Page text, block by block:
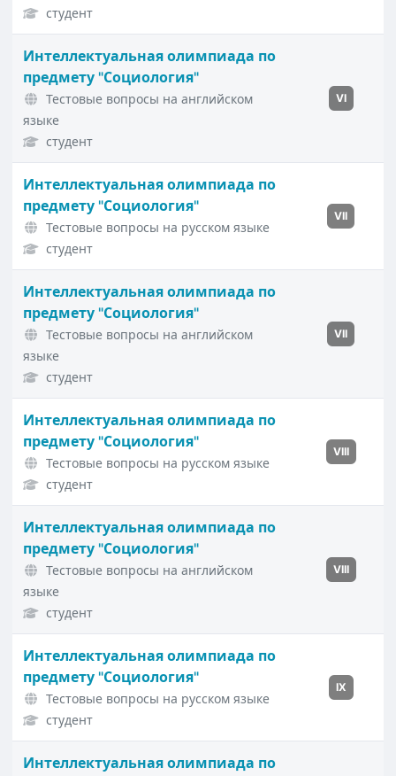
студент
Интеллектуальная олимпиада по
предмету "Социология"
Тестовые вопросы на английском
языке
студент
VI
Интеллектуальная олимпиада по
предмету "Социология"
Тестовые вопросы на русском языке
студент
VII
Интеллектуальная олимпиада по
предмету "Социология"
Тестовые вопросы на английском
языке
студент
VII
Интеллектуальная олимпиада по
предмету "Социология"
Тестовые вопросы на русском языке
студент
VIII
Интеллектуальная олимпиада по
предмету "Социология"
Тестовые вопросы на английском
языке
студент
VIII
Интеллектуальная олимпиада по
предмету "Социология"
Тестовые вопросы на русском языке
студент
IX
Интеллектуальная олимпиада по